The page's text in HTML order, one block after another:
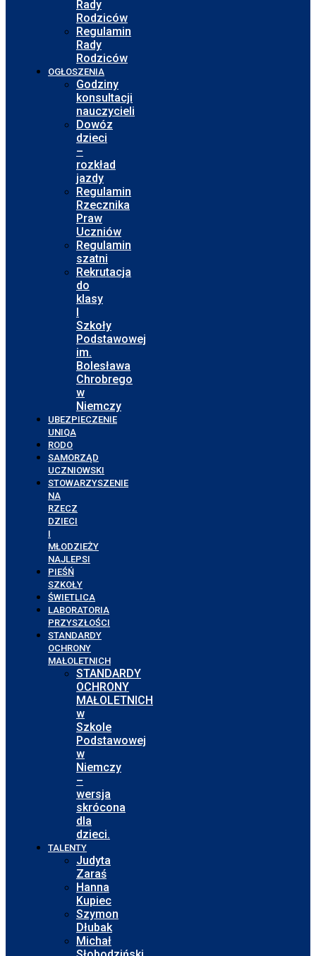
Rady
Rodziców
Regulamin
Rady
Rodziców
OGŁOSZENIA
Godziny
konsultacji
nauczycieli
Dowóz
dzieci
–
rozkład
jazdy
Regulamin
Rzecznika
Praw
Uczniów
Regulamin
szatni
Rekrutacja
do
klasy
I
Szkoły
Podstawowej
im.
Bolesława
Chrobrego
w
Niemczy
UBEZPIECZENIE
UNIQA
RODO
SAMORZĄD
UCZNIOWSKI
STOWARZYSZENIE
NA
RZECZ
DZIECI
I
MŁODZIEŻY
NAJLEPSI
PIEŚŃ
SZKOŁY
ŚWIETLICA
LABORATORIA
PRZYSZŁOŚCI
STANDARDY
OCHRONY
MAŁOLETNICH
STANDARDY
OCHRONY
MAŁOLETNICH
w
Szkole
Podstawowej
w
Niemczy
–
wersja
skrócona
dla
dzieci.
TALENTY
Judyta
Zaraś
Hanna
Kupiec
Szymon
Dłubak
Michał